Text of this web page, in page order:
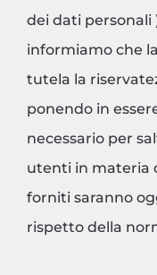
dei dati personali
informiamo che
tutela la
ponendo in
necessario per
utenti in materia
forniti saranno
rispetto della